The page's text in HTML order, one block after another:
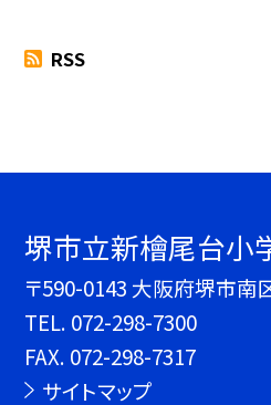
RSS
堺市立新檜尾台小
〒590-0143 大阪府堺市南
TEL. 072-298-7300
FAX. 072-298-7317
サイトマップ